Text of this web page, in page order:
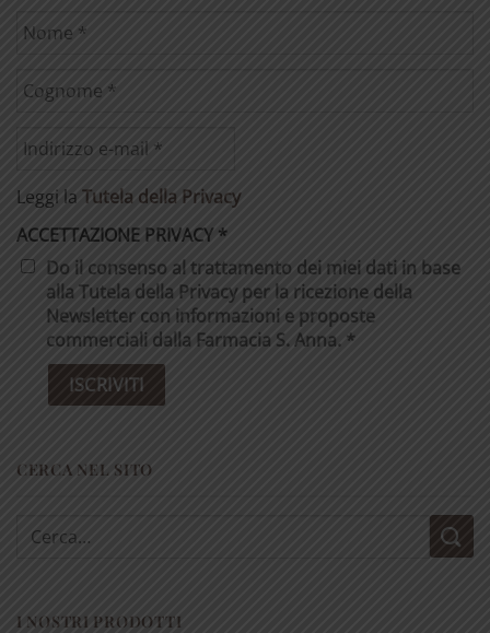
Leggi la Tutela della Privacy
ACCETTAZIONE PRIVACY *
Do il consenso al trattamento dei miei dati in base
alla Tutela della Privacy per la ricezione della
Newsletter con informazioni e proposte
commerciali dalla Farmacia S. Anna. *
CERCA NEL SITO
Cerca:
I NOSTRI PRODOTTI